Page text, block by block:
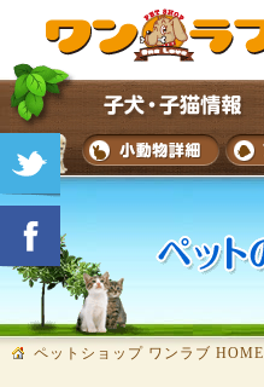
ペットショップ ワンラブ HOME